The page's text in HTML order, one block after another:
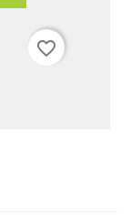
favorite_border